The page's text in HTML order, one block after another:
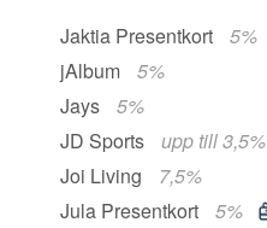
Jaktia Presentkort
5%
jAlbum
5%
Jays
5%
JD Sports
upp till 3,5%
Joi Living
7,5%
Jula Presentkort
5%